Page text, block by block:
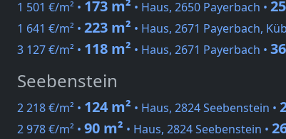
1 501 €/m² • 173 m² • Haus, 2650 Payerbach •
1 641 €/m² • 223 m² • Haus, 2671 Payerbach,
3 127 €/m² • 118 m² • Haus, 2671 Payerbach •
Seebenstein
2 218 €/m² • 124 m² • Haus, 2824 Seebenstein •
2 978 €/m² • 90 m² • Haus, 2824 Seebenstein •